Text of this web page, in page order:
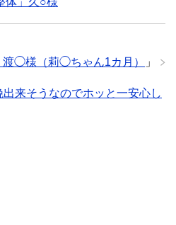
渡◯様（莉◯ちゃん1カ月） 」
出来そうなのでホッと一安心し